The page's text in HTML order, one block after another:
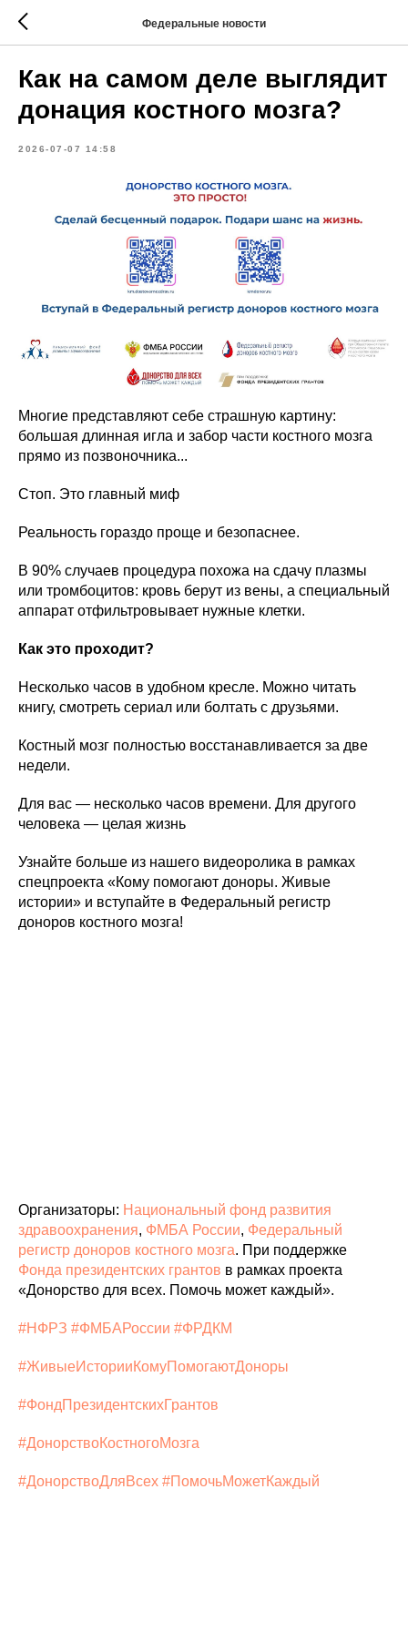
Федеральные новости
Как на самом деле выглядит
донация костного мозга?
2026-07-07 14:58
Многие представляют себе страшную картину:
большая длинная игла и забор части костного мозга
прямо из позвоночника...
Стоп. Это главный миф
Реальность гораздо проще и безопаснее.
В 90% случаев процедура похожа на сдачу плазмы
или тромбоцитов: кровь берут из вены, а специальный
аппарат отфильтровывает нужные клетки.
Как это проходит?
Несколько часов в удобном кресле. Можно читать
книгу, смотреть сериал или болтать с друзьями.
Костный мозг полностью восстанавливается за две
недели.
Для вас — несколько часов времени. Для другого
человека — целая жизнь
Узнайте больше из нашего видеоролика в рамках
спецпроекта «Кому помогают доноры. Живые
истории» и вступайте в Федеральный регистр
доноров костного мозга!
Организаторы: Национальный фонд развития
здравоохранения, ФМБА России, Федеральный
регистр доноров костного мозга. При поддержке
Фонда президентских грантов в рамках проекта
«Донорство для всех. Помочь может каждый».
#НФРЗ #ФМБАРоссии #ФРДКМ
#ЖивыеИсторииКомуПомогаютДоноры
#ФондПрезидентскихГрантов
#ДонорствоКостногоМозга
#ДонорствоДляВсех #ПомочьМожетКаждый